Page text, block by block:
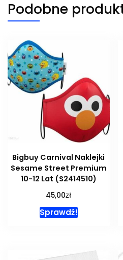
Podobne
Bigbuy Carnival Naklejki
Sesame Street Premium
10-12 Lat (S2414510)
45,00zł
Sprawdź!